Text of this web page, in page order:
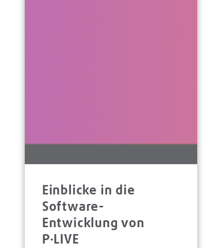
Einblicke in die
Software-
Entwicklung von
P·LIVE